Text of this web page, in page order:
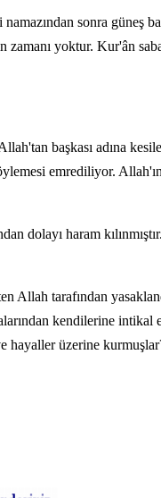
sonra güneş
zamanı yoktur. Kur'ân
başkası adına
emrediliyor.
dolayı haram
tarafından
kendilerine intikal
hayaller üzerine